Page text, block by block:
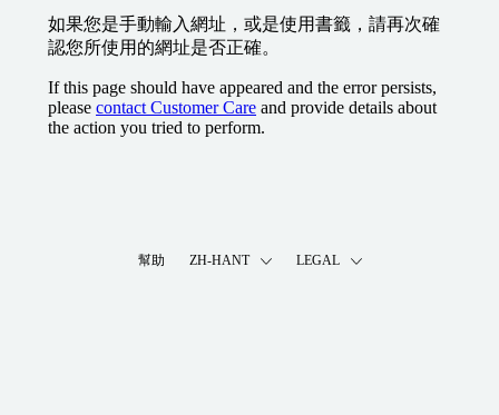
如果您是手動輸入網址，或是使用書籤，請再次確
認您所使用的網址是否正確。
If this page should have appeared and the error persists,
please contact Customer Care and provide details about
the action you tried to perform.
幫助 ZH-HANT LEGAL